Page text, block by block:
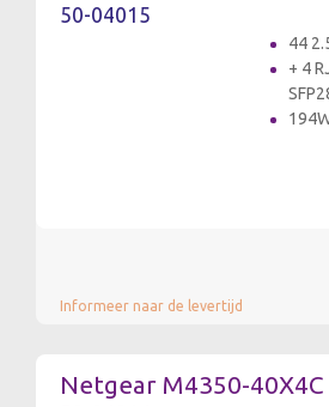
50-04015
44
+ 4
Informeer naar de levertijd
Netgear M4350-40X4C